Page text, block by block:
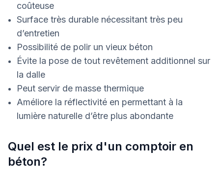
coûteuse
Surface très durable nécessitant très peu
d’entretien
Possibilité de polir un vieux béton
Évite la pose de tout revêtement additionnel sur
la dalle
Peut servir de masse thermique
Améliore la réflectivité en permettant à la
lumière naturelle d’être plus abondante
Quel est le prix d'un comptoir en
béton?